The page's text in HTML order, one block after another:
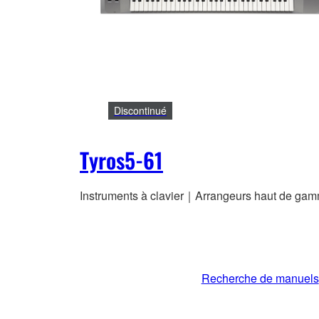
Tyros5-61
Discontinué
Instruments à clavier｜Arrangeurs haut de
Recherche de manuels